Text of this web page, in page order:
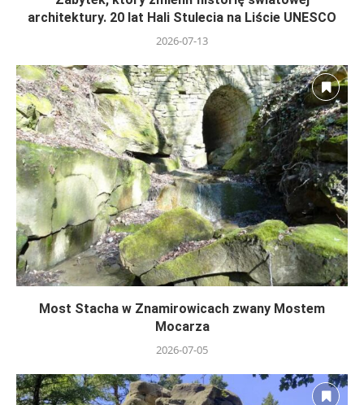
architektury. 20 lat Hali Stulecia na Liście UNESCO
2026-07-13
Most Stacha w Znamirowicach zwany Mostem
Mocarza
2026-07-05